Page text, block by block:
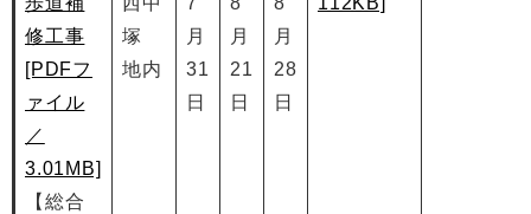
修工事
[PDFフ
ァイル
／
3.01MB]
​【総合
塚
地内
月
31
日
月
21
日
月
28
日